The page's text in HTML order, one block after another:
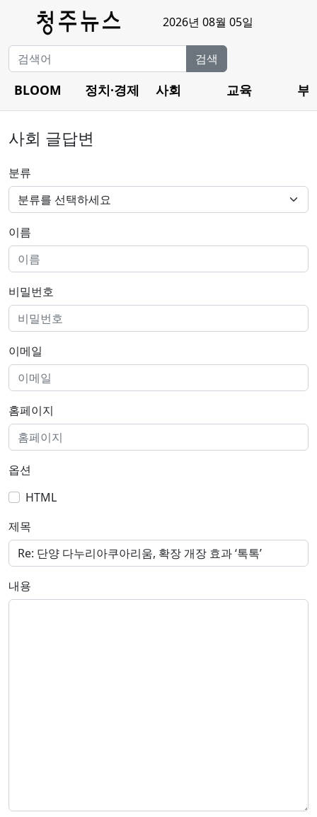
2026년 08월 05일
검색
BLOOM 정치·경제 사회 교육 부
사회 글답변
분류
이름
비밀번호
이메일
홈페이지
옵션
HTML
제목
내용